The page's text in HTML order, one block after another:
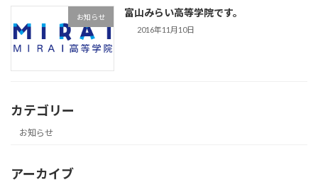
お知らせ 富山みらい高等学院です。
2016年11月10日
カテゴリー
お知らせ
アーカイブ